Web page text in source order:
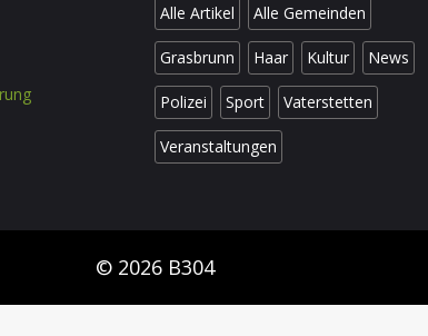
Alle Artikel Alle Gemeinden
Grasbrunn Haar Kultur News
Polizei Sport Vaterstetten
Veranstaltungen
© 2026 B304